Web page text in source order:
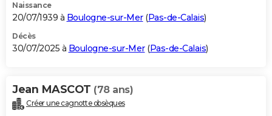
Naissance
20/07/1939 à Boulogne-sur-Mer(Pas-de-Calais)
Décès
30/07/2025 à Boulogne-sur-Mer(Pas-de-Calais)
Jean MASCOT (78 ans)
Créer une cagnotte obsèques